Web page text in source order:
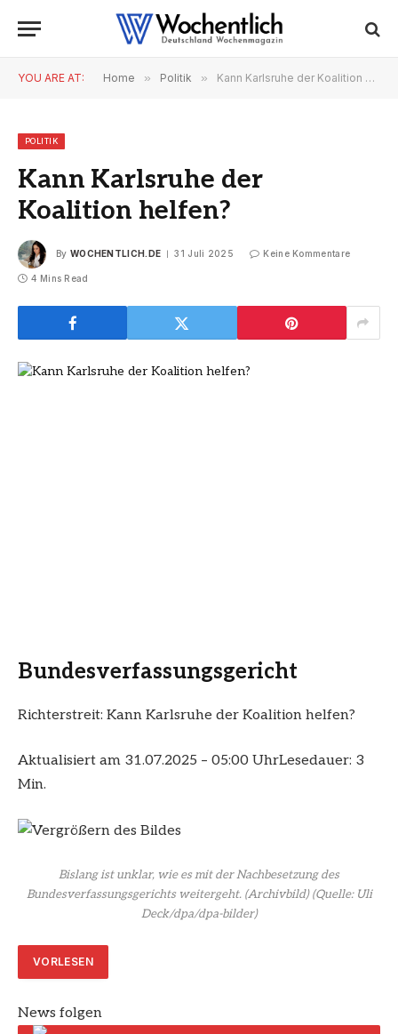
YOU ARE AT: Home » Politik » Kann Karlsruhe der Koalition helfen?
POLITIK
Kann Karlsruhe der
Koalition helfen?
By WOCHENTLICH.DE 31 Juli 2025 Keine Kommentare
4 Mins Read
Bundesverfassungsgericht
Richterstreit: Kann Karlsruhe der Koalition helfen?
Aktualisiert am 31.07.2025 – 05:00 UhrLesedauer: 3
Min.
Bislang ist unklar, wie es mit der Nachbesetzung des
Bundesverfassungsgerichts weitergeht. (Archivbild)(Quelle: Uli
Deck/dpa/dpa-bilder)
VORLESEN
News folgen